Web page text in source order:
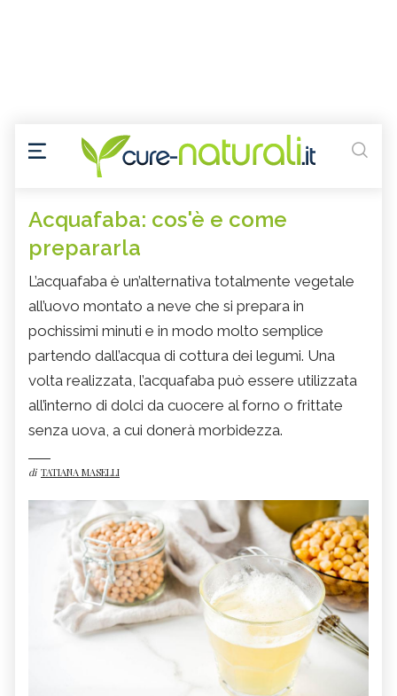
Acquafaba: cos'è e come
prepararla
L’acquafaba è un’alternativa totalmente vegetale
all’uovo montato a neve che si prepara in
pochissimi minuti e in modo molto semplice
partendo dall’acqua di cottura dei legumi. Una
volta realizzata, l’acquafaba può essere utilizzata
all’interno di dolci da cuocere al forno o frittate
senza uova, a cui donerà morbidezza.
di TATIANA MASELLI